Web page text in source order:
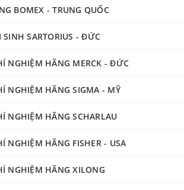
BOMEX - TRUNG QUỐC
SINH SARTORIUS - ĐỨC
NGHIỆM HÃNG MERCK - ĐỨC
NGHIỆM HÃNG SIGMA - MỸ
NGHIỆM HÃNG SCHARLAU
NGHIỆM HÃNG FISHER - USA
NGHIỆM HÃNG XILONG